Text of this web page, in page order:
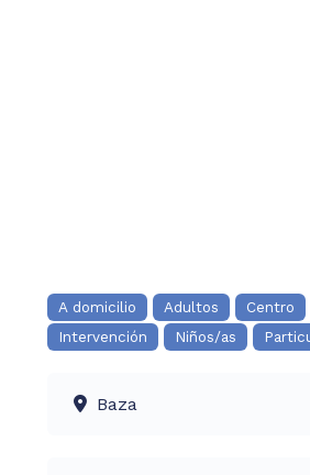
A domicilio Adultos Centro
Intervención
Niños/as
Baza